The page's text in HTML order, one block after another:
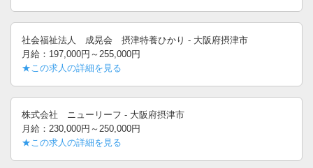
社会福祉法人 成晃会 摂津特養ひかり - 大阪府摂津市
月給：197,000円～255,000円
★この求人の詳細を見る
株式会社 ニューリーフ - 大阪府摂津市
月給：230,000円～250,000円
★この求人の詳細を見る